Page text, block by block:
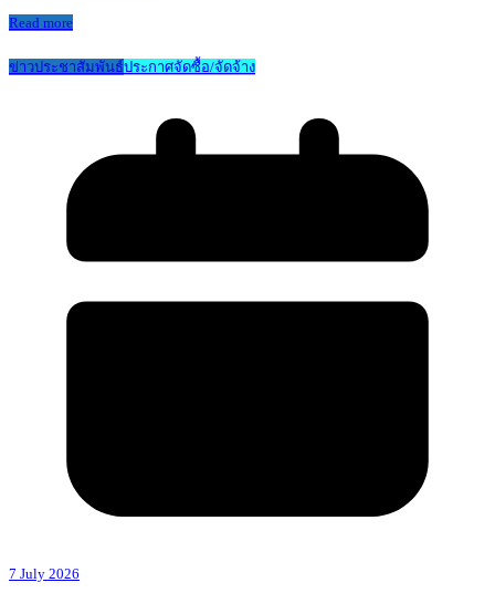
Read more
ข่าวประชาสัมพันธ์ประกาศจัดซื้อ/จัดจ้าง
7 July 2026